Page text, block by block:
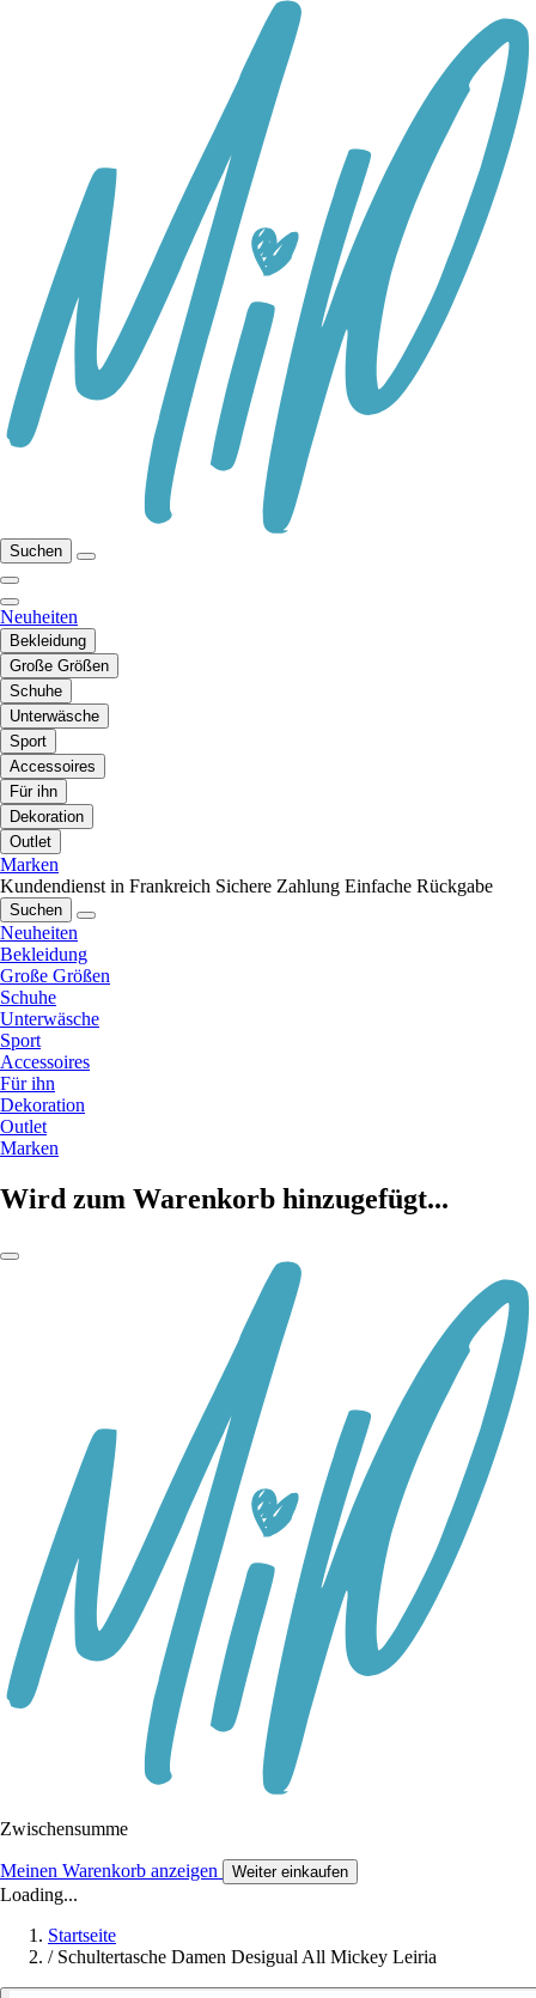
Suchen
Neuheiten
Bekleidung
Große Größen
Schuhe
Unterwäsche
Sport
Accessoires
Für ihn
Dekoration
Outlet
Marken
Kundendienst in Frankreich Sichere Zahlung Einfache Rückgabe
Suchen
Neuheiten
Bekleidung
Große Größen
Schuhe
Unterwäsche
Sport
Accessoires
Für ihn
Dekoration
Outlet
Marken
Wird zum Warenkorb hinzugefügt...
Zwischensumme
Meinen Warenkorb anzeigen Weiter einkaufen
Loading...
Startseite
/ Schultertasche Damen Desigual All Mickey Leiria